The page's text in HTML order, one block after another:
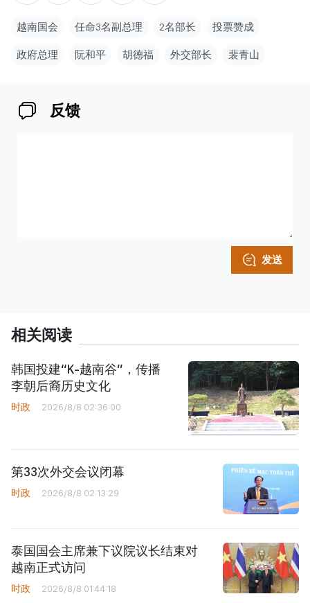
越南国会 任命3名副总理 2名部长 投票赞成
政府总理 阮和平 胡德福 外交部长 裴青山
反馈
发送
相关阅读
韩国投建“K-越南谷”，传播
李朝后裔历史文化
时政 2026/8/8 02:36:00
第33次外交会议闭幕
时政 2026/8/8 02:13:29
泰国国会主席兼下议院议长结束对
越南正式访问
时政 2026/8/8 01:44:18